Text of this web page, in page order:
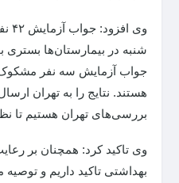
شنبه در بیمارستان‌ها
جواب آزمایش سه نفر مشکوک
هستند. نتایج را به تهران
بررسی‌های تهران هستیم تا
وی تاکید کرد: همچنان بر
بهداشتی تاکید داریم و